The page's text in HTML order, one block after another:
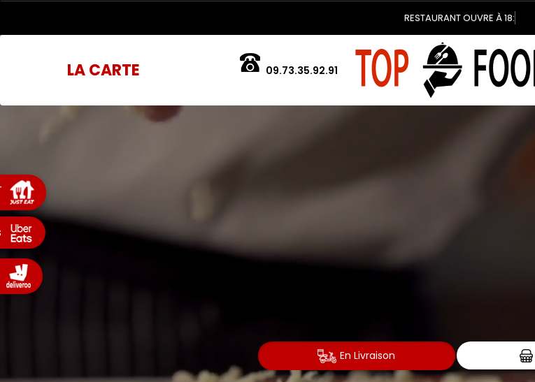
RESTAURANT OUVRE À 18:00
LA CARTE 09.73.35.92.91
En Livraison